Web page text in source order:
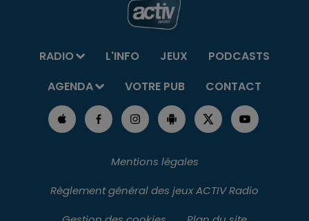
RADIO L'INFO JEUX
PODCASTS
AGENDA
VOTRE PUB CONTACT
Mentions légales
Règlement général des jeux ACTIV Radio